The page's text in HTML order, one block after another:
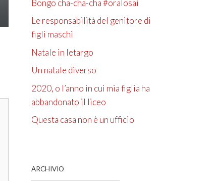
Bongo cha-cha-cha #oralosai
Le responsabilità del genitore di
figli maschi
Natale in letargo
Un natale diverso
2020, o l’anno in cui mia figlia ha
abbandonato il liceo
Questa casa non è un ufficio
ARCHIVIO